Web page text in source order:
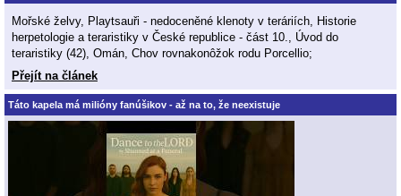
Mořské želvy, Playtsauři - nedoceněné klenoty v teráriích, Historie
herpetologie a teraristiky v České republice - část 10., Úvod do
teraristiky (42), Omán, Chov rovnakonôžok rodu Porcellio;
Přejít na článek
Táto kapela má milióny fanúšikov - až na to, že neexistuje